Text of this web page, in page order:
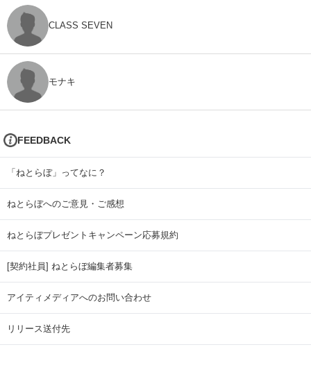
CLASS SEVEN
モナキ
FEEDBACK
「ねとらぼ」ってなに？
ねとらぼへのご意見・ご感想
ねとらぼプレゼントキャンペーン応募規約
[契約社員] ねとらぼ編集者募集
アイティメディアへのお問い合わせ
リリース送付先